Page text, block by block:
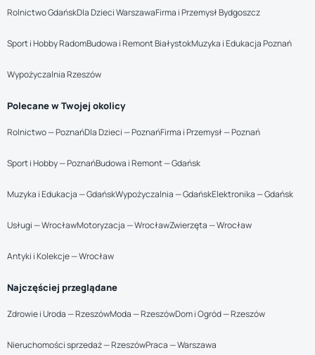
Rolnictwo GdańskDla Dzieci WarszawaFirma i Przemysł Bydgoszcz
Sport i Hobby RadomBudowa i Remont BiałystokMuzyka i Edukacja Poznań
Wypożyczalnia Rzeszów
Polecane w Twojej okolicy
Rolnictwo — PoznańDla Dzieci — PoznańFirma i Przemysł — Poznań
Sport i Hobby — PoznańBudowa i Remont — Gdańsk
Muzyka i Edukacja — GdańskWypożyczalnia — GdańskElektronika — Gdańsk
Usługi — WrocławMotoryzacja — WrocławZwierzęta — Wrocław
Antyki i Kolekcje — Wrocław
Najczęściej przeglądane
Zdrowie i Uroda — RzeszówModa — RzeszówDom i Ogród — Rzeszów
Nieruchomości sprzedaż — RzeszówPraca — Warszawa